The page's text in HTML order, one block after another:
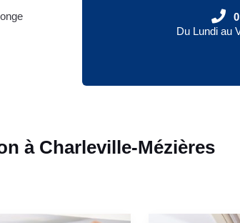
Du Lundi au
à Charleville-Mézières